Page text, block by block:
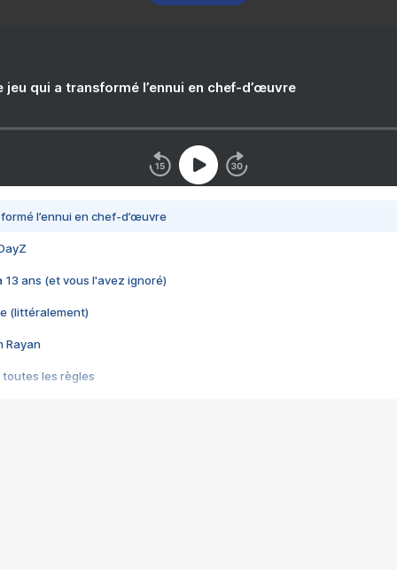
jeu qui a transformé l’ennui en chef-d’œuvre
l’ennui en chef-d’œuvre
13 ans (et vous l'avez ignoré)
(littéralement)
Rayan
toutes les règles